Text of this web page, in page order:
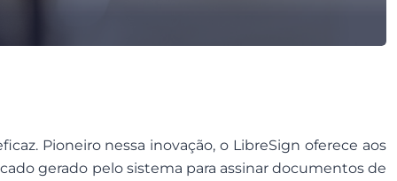
Pioneiro nessa inovação, o LibreSign oferece aos
gerado pelo sistema para assinar documentos de